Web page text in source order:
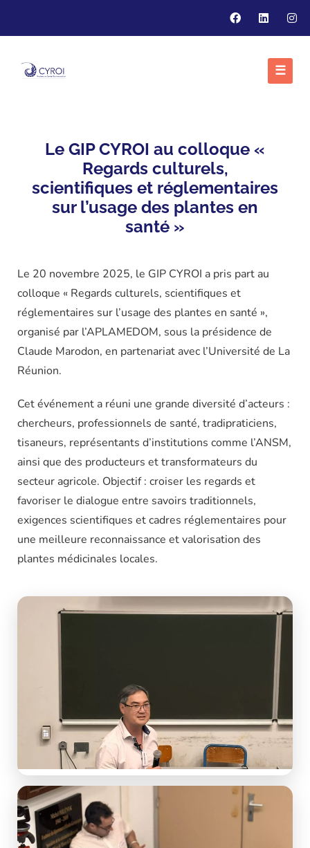
☰
Le GIP CYROI au colloque «
Regards culturels,
scientifiques et réglementaires
sur l’usage des plantes en
santé »
Le 20 novembre 2025, le GIP CYROI a pris part au
colloque « Regards culturels, scientifiques et
réglementaires sur l’usage des plantes en santé »,
organisé par l’APLAMEDOM, sous la présidence de
Claude Marodon, en partenariat avec l’Université de La
Réunion.
Cet événement a réuni une grande diversité d’acteurs :
chercheurs, professionnels de santé, tradipraticiens,
tisaneurs, représentants d’institutions comme l’ANSM,
ainsi que des producteurs et transformateurs du
secteur agricole. Objectif : croiser les regards et
favoriser le dialogue entre savoirs traditionnels,
exigences scientifiques et cadres réglementaires pour
une meilleure reconnaissance et valorisation des
plantes médicinales locales.